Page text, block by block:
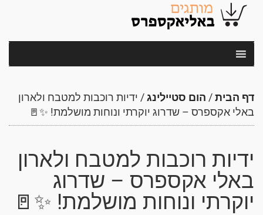
דף הבית/ הום סטיילינג/ ידיות רוכבות למטבח ולארון
באלי אקספרס – שדרוג יוקרתי ונוחות מושלמת! ✨🚪
ידיות רוכבות למטבח ולארון
באלי אקספרס – שדרוג
יוקרתי ונוחות מושלמת! ✨🚪